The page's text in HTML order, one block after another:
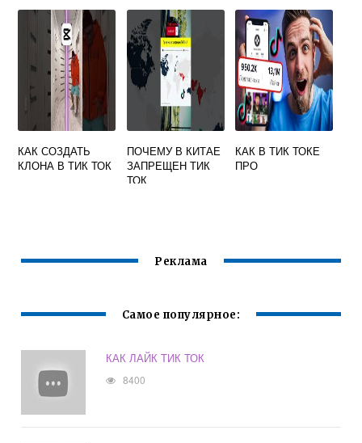
ВИДЕО
КАК СОЗДАТЬ
КЛОНА В ТИК ТОК
ПОЧЕМУ В КИТАЕ
ЗАПРЕЩЕН ТИК
ТОК
КАК В ТИК ТОКЕ
ПРО
Реклама
Самое популярное:
КАК ЛАЙК ТИК ТОК
8400